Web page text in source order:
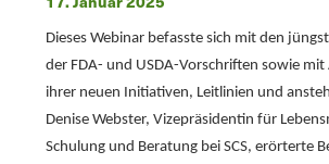
Dieses Webinar befasste sich mit den
der FDA- und USDA-Vorschriften sowie
ihrer neuen Initiativen, Leitlinien und
Denise Webster, Vizepräsidentin für
Schulung und Beratung bei SCS, erörterte